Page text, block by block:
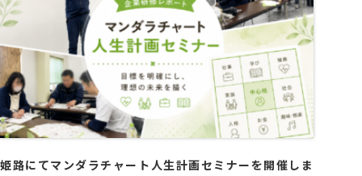
スタッフ紹介
最新ブログ
姫路にてマンダラチャート人生計画セミナーを開催しま